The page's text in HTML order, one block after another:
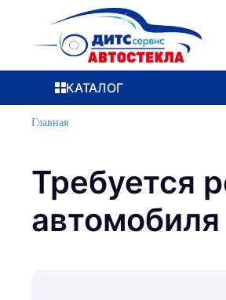
Перейти к содержимому
КАТАЛОГ
Главная
Требуется